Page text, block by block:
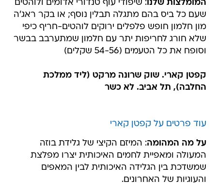
המומלצות שלנו: שיפודי עוף טנדורי אדומים ולוהטים
שעם כל ביס בהם מתגלה תבלין נוסף; או בקר ראג'ה
מון חלמון חופש פלפלים ירוקים לוהטים-חריף כיפי
שלא חורג לחריפות יתר עם חלמון שמתערבב בבשר
וסופח את כל הטעמים (54-56 שקלים)
קפטן קארי. שוק שרונה מרקט (ליד ממלכת
החלבה), תל אביב. לא כשר
עוד פרטים על קפטן קארי
על מה המהומה: המיזם הקיצי של גלידת בוזה
המעולה ומאפיית לחמים האיכותית יצרו מפלצת
שמשדכת בין הגלידה האיכותית לבין המאפים
והעוגיות של האחרונים.